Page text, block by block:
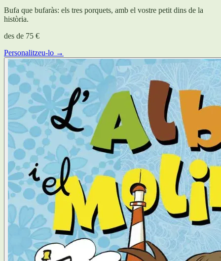
Bufa que bufaràs: els tres porquets, amb el vostre petit dins de la
història.
des de 75 €
Personalitzeu-lo →